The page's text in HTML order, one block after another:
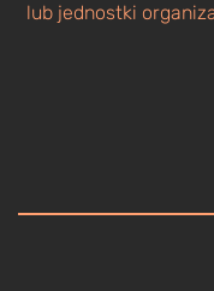
lub jednostki